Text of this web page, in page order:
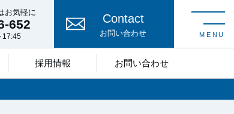
toggle
MENU
お気軽に
652
17:45
Contact
お問い合わせ
採用情報 お問い合わせ